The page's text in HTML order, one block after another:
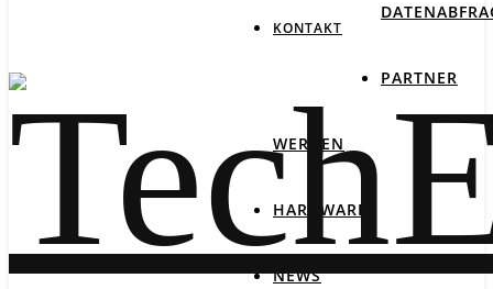
KONTAKT
PARTNER
WERDEN
HARDWARE
NEWS